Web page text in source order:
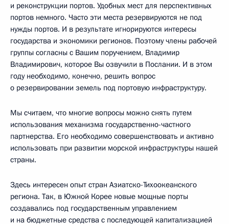
и реконструкции портов. Удобных мест для перспективных
портов немного. Часто эти места резервируются не под
нужды портов. И в результате игнорируются интересы
государства и экономики регионов. Поэтому члены рабочей
группы согласны с Вашим поручением, Владимир
Владимирович, которое Вы озвучили в Послании. И в этом
году необходимо, конечно, решить вопрос
о резервировании земель под портовую инфраструктуру.
Мы считаем, что многие вопросы можно снять путем
использования механизма государственно-частного
партнерства. Его необходимо совершенствовать и активно
использовать при развитии морской инфраструктуры нашей
страны.
Здесь интересен опыт стран Азиатско-Тихоокеанского
региона. Так, в Южной Корее новые мощные порты
создавались под государственным управлением
и на бюджетные средства с последующей капитализацией